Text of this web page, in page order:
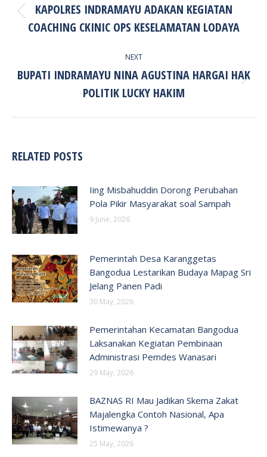
Previous
post:
KAPOLRES INDRAMAYU ADAKAN KEGIATAN
COACHING CKINIC OPS KESELAMATAN LODAYA
NEXT
Next
post:
BUPATI INDRAMAYU NINA AGUSTINA HARGAI HAK
POLITIK LUCKY HAKIM
RELATED POSTS
Iing Misbahuddin Dorong Perubahan
Pola Pikir Masyarakat soal Sampah
9 June, 2026
Pemerintah Desa Karanggetas
Bangodua Lestarikan Budaya Mapag Sri
Jelang Panen Padi
30 May, 2026
Pemerintahan Kecamatan Bangodua
Laksanakan Kegiatan Pembinaan
Administrasi Pemdes Wanasari
29 May, 2026
BAZNAS RI Mau Jadikan Skema Zakat
Majalengka Contoh Nasional, Apa
Istimewanya ?
25 May, 2026